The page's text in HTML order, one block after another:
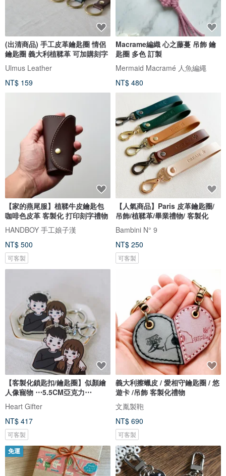
(出清商品) 手工皮革鑰匙圈 情侶
鑰匙圈 義大利植鞣革 可加購刻字
Ulmus Leather
NT$ 159
Macrame編織 心之藤蔓 吊飾 鑰
匙圈 多色 訂製
Mermaid Macramé 人魚編繩
NT$ 480
【家的燕尾服】植鞣牛皮鑰匙包
咖啡色皮革 客製化 打印刻字禮物
HANDBOY 手工娘子漢
NT$ 500
可客製
【人氣商品】Paris 皮革鑰匙圈/
吊飾/植鞣革/畢業禮物/ 客製化
Bambini N° 9
NT$ 250
可客製
【客製化鎖匙扣/鑰匙圈】似顏繪
人像寵物 ⋯5.5CM亞克力⋯
Heart Gifter
NT$ 417
可客製
義大利擦蠟皮 / 愛相守鑰匙圈 / 悠
遊卡 /吊飾 客製化禮物
文胤製鞄
NT$ 690
可客製
免運